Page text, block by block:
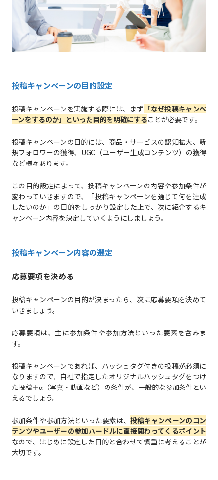
投稿キャンペーンの目的設定
投稿キャンペーンを実施する際には、まず 「なぜ投稿キャンペ
ーンをするのか」といった目的を明確にすることが必要です。
投稿キャンペーンの目的には、商品・サービスの認知拡大、新
規フォロワーの獲得、UGC（ユーザー生成コンテンツ）の獲得
など様々あります。
この目的設定によって、投稿キャンペーンの内容や参加条件が
変わっていきますので、「投稿キャンペーンを通じて何を達成
したいのか」の目的をしっかり設定した上で、次に紹介するキ
ャンペーン内容を決定していくようにしましょう。
投稿キャンペーン内容の選定
応募要項を決める
投稿キャンペーンの目的が決まったら、次に応募要項を決めて
いきましょう。
応募要項は、主に参加条件や参加方法といった要素を含みま
す。
投稿キャンペーンであれば、ハッシュタグ付きの投稿が必須に
なりますので、自社で指定したオリジナルハッシュタグをつけ
た投稿＋α（写真・動画など）の条件が、一般的な参加条件とい
えるでしょう。
参加条件や参加方法といった要素は、 投稿キャンペーンのコン
テンツやユーザーの参加ハードルに直接関わってくるポイント
なので、はじめに設定した目的と合わせて慎重に考えることが
大切です。